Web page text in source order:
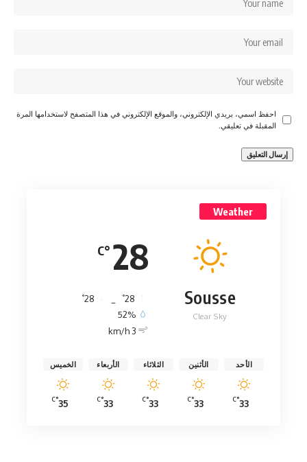
احفظ اسمي، بريدي الإلكتروني، والموقع الإلكتروني في هذا المتصفح لاستخدامها المرة
المقبلة في تعليقي.
Weather
28
°C
Sousse
Clear Sky
28
°
28
°
52%
3 km/h
الأحد
33
°C
الأثنين
33
°C
الثلاثاء
33
°C
الأربعاء
33
°C
الخميس
35
°C